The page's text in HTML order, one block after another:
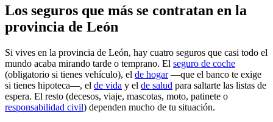
Los seguros que más se contratan en la
provincia de León
Si vives en la provincia de León, hay cuatro seguros que casi todo el
mundo acaba mirando tarde o temprano. El seguro de coche
(obligatorio si tienes vehículo), el de hogar—que el banco te exige
si tienes hipoteca—, el de vida y el de salud para saltarte las listas de
espera. El resto (decesos, viaje, mascotas, moto, patinete o
responsabilidad civil) dependen mucho de tu situación.